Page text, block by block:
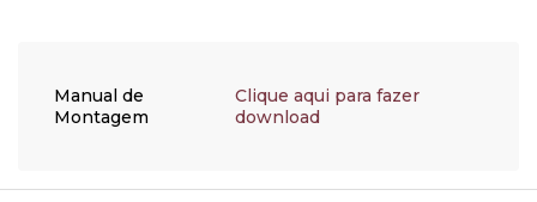
Manual de
Montagem
Clique aqui para fazer
download